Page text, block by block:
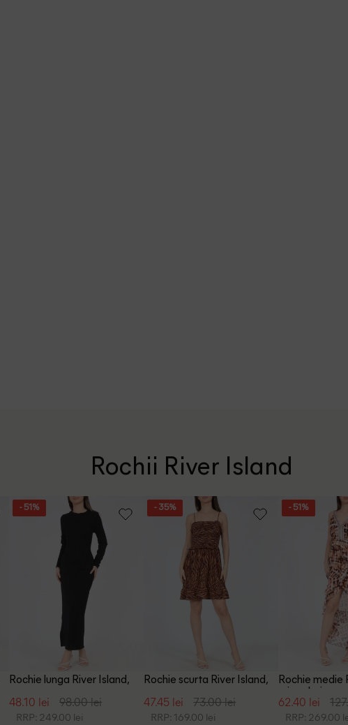
Rochii River Island
- 51%
Rochie lunga River Island,
48.10 lei 98.00 lei
RRP: 249.00 lei
- 35%
Rochie scurta River Island,
47.45 lei 73.00 lei
RRP: 169.00 lei
- 51%
Rochie medie
mix culori
62.40 lei
RRP: 269.00